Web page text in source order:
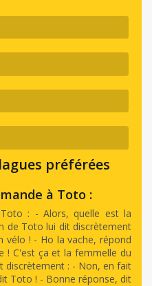
préférées
à Toto :
: - Alors, quelle est la
de Toto lui dit discrètement
vélo ! - Ho la vache, répond
! C'est ça et la femmelle du
discrètement : - Non, en fait
Toto ! - Bonne réponse, dit